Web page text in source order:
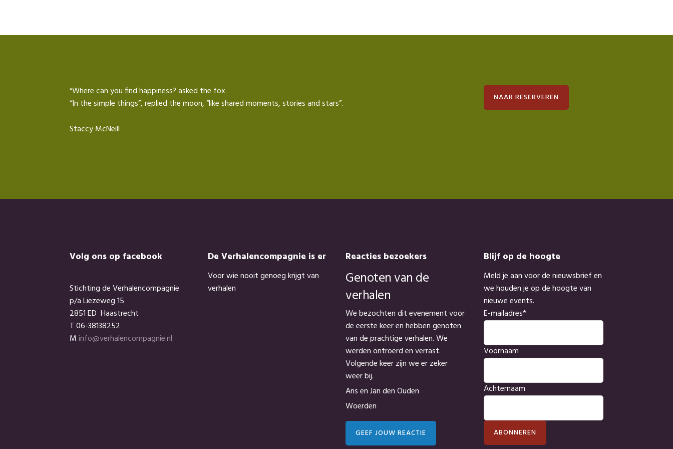
“Where can you find happiness? asked the fox.
“In the simple things”, replied the moon, “like shared moments, stories and stars”.
Staccy McNeill
NAAR RESERVEREN
Volg ons op facebook
Stichting de Verhalencompagnie
p/a Liezeweg 15
2851 ED Haastrecht
T 06-38138252
Minfo@verhalencompagnie.nl
De Verhalencompagnie is er
Voor wie nooit genoeg krijgt van
verhalen
Reacties bezoekers
Genoten van de
verhalen
We bezochten dit evenement voor
de eerste keer en hebben genoten
van de prachtige verhalen. We
werden ontroerd en verrast.
Volgende keer zijn we er zeker
weer bij.
Ans en Jan den Ouden
Woerden
GEEF JOUW REACTIE
Blijf op de hoogte
Meld je aan voor de nieuwsbrief en
we houden je op de hoogte van
nieuwe events.
E-mailadres*
Voornaam
Achternaam
ABONNEREN